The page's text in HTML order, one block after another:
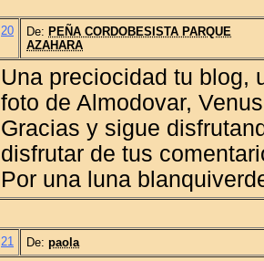
20 De: PEÑA CORDOBESISTA PARQUE
AZAHARA
Una preciocidad tu blog,
foto de Almodovar,
Gracias y sigue
disfrutar de tus
Por una luna
21 De: paola